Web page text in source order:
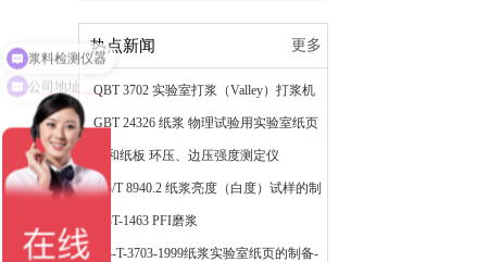
热点新闻 更多
QBT 3702 实验室打浆（Valley）打浆机
法
GBT 24326 纸浆 物理试验用实验室纸页
的制备 快速凯塞法
纸和纸板 环压、边压强度测定仪
GB/T 8940.2 纸浆亮度（白度）试样的制
QBT-1463 PFI磨浆
QB-T-3703-1999纸浆实验室纸页的制备-
浆料检测仪器